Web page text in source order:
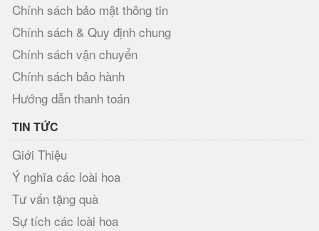
Chính sách bảo mật thông tin
Chính sách & Quy định chung
Chính sách vận chuyển
Chính sách bảo hành
Hướng dẫn thanh toán
TIN TỨC
Giới Thiệu
Ý nghĩa các loài hoa
Tư vấn tặng quà
Sự tích các loài hoa